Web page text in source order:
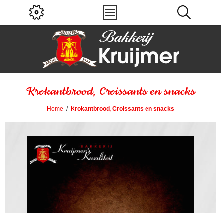
Krokantbrood, Croissants en snacks
Home / Krokantbrood, Croissants en snacks